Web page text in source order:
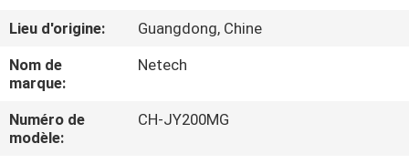
NOUS
VISITE
D'USINE
Lieu d'origine:
Guangdong, Chine
Nom de
marque:
Netech
Numéro de
modèle:
CH-JY200MG